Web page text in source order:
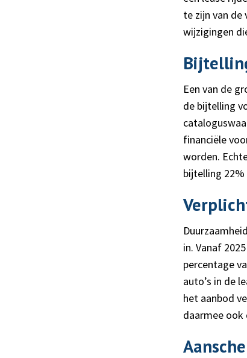
te zijn van
wijzigingen
Een van de
de bijtelling
financiële
worden.
bijtelling
in. Vanaf
percentage
auto’s in de
het aanbod
daarmee ook